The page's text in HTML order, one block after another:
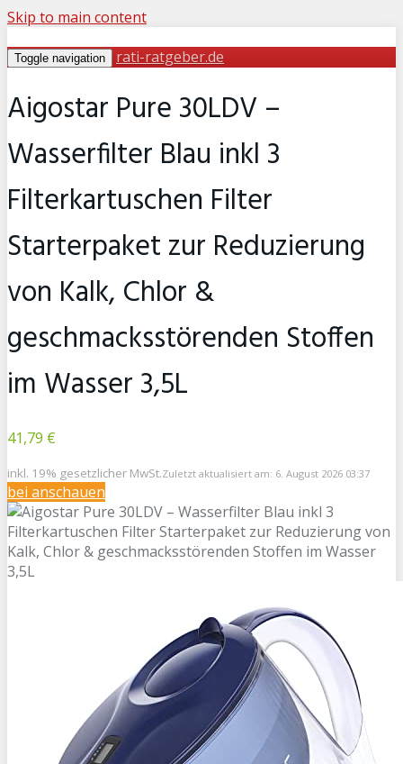
Skip to main content
Toggle navigation rati-ratgeber.de
Aigostar Pure 30LDV –
Wasserfilter Blau inkl 3
Filterkartuschen Filter
Starterpaket zur Reduzierung
von Kalk, Chlor &
geschmacksstörenden Stoffen
im Wasser 3,5L
41,79 €
inkl. 19% gesetzlicher MwSt.Zuletzt aktualisiert am: 6. August 2026 03:37
bei anschauen